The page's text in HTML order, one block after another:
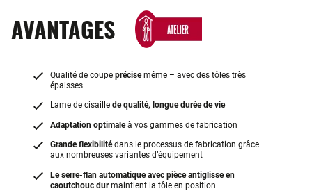
AVANTAGES
Qualité de coupe précisemême – avec des tôles très
épaisses
Lame de cisaille de qualité, longue durée de vie
Adaptation optimaleà vos gammes de fabrication
Grande flexibilitédans le processus de fabrication grâce
aux nombreuses variantes d’équipement
Le serre-flan automatique avec pièce antiglisse en
caoutchouc durmaintient la tôle en position